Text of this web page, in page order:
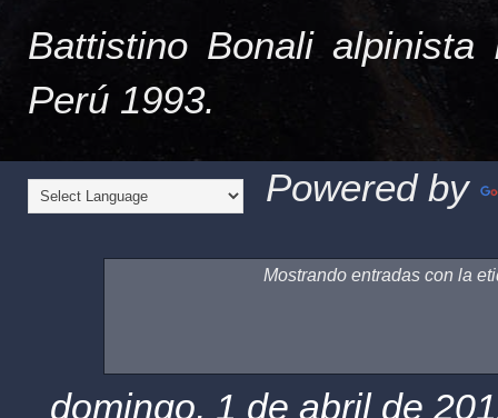
Battistino Bonali
Perú 1993.
Powered by
Mostrando entradas con la
domingo, 1 de abril de